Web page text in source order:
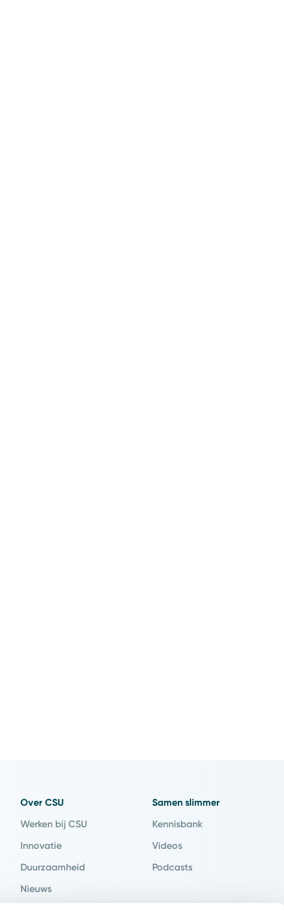
Over CSU
Werken bij CSU
Innovatie
Duurzaamheid
Nieuws
Samen slimmer
Kennisbank
Videos
Podcasts